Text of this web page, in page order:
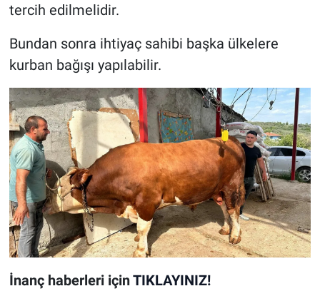
tercih edilmelidir.
Bundan sonra ihtiyaç sahibi başka ülkelere
kurban bağışı yapılabilir.
İnanç haberleri içinTIKLAYINIZ!